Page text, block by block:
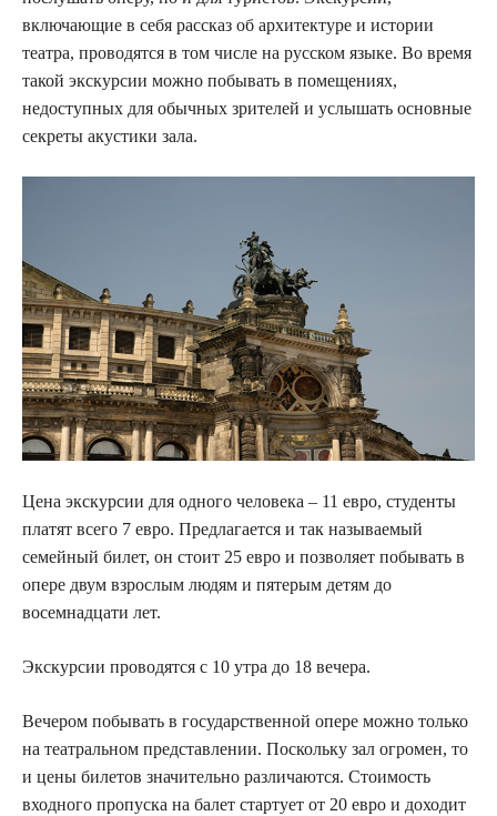
включающие в себя рассказ об архитектуре и истории
театра, проводятся в том числе на русском языке. Во время
такой экскурсии можно побывать в помещениях,
недоступных для обычных зрителей и услышать основные
секреты акустики зала.
Цена экскурсии для одного человека – 11 евро, студенты
платят всего 7 евро. Предлагается и так называемый
семейный билет, он стоит 25 евро и позволяет побывать в
опере двум взрослым людям и пятерым детям до
восемнадцати лет.
Экскурсии проводятся с 10 утра до 18 вечера.
Вечером побывать в государственной опере можно только
на театральном представлении. Поскольку зал огромен, то
и цены билетов значительно различаются. Стоимость
входного пропуска на балет стартует от 20 евро и доходит